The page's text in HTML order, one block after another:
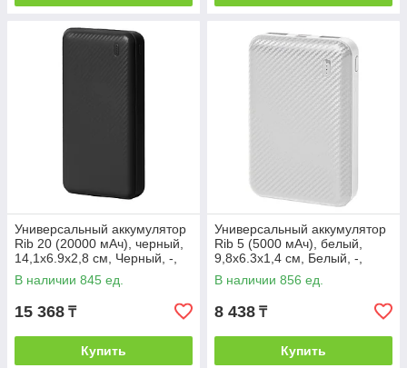
Универсальный аккумулятор
Rib 20 (20000 мАч), черный,
14,1х6.9х2,8 см, Черный, -,
37176 35
В наличии 845 ед.
15 368 ₸
Купить
Универсальный аккумулятор
Rib 5 (5000 мАч), белый,
9,8х6.3х1,4 см, Белый, -,
37167 01
В наличии 856 ед.
8 438 ₸
Купить